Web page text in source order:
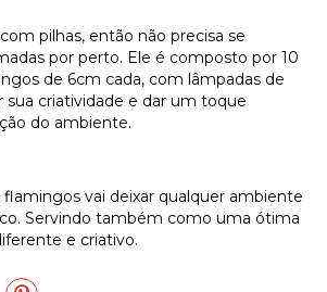
pilhas, então não precisa se
por perto. Ele é composto por 10
de 6cm cada, com lâmpadas de
sua criatividade e dar um toque
do ambiente.
vai deixar qualquer ambiente
Servindo também como uma ótima
e criativo.